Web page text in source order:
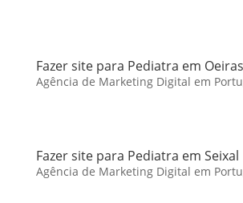
Fazer site para Pediatra em Oeiras
Agência de Marketing Digital em
Fazer site para Pediatra em Seixal
Agência de Marketing Digital em